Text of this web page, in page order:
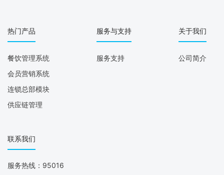
热门产品
餐饮管理系统
会员营销系统
连锁总部模块
供应链管理
服务与支持
服务支持
关于我们
公司简介
联系我们
服务热线：95016